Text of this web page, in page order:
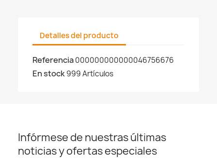
Detalles del producto
Referencia000000000000046756676
En stock999 Artículos
Infórmese de nuestras últimas
noticias y ofertas especiales